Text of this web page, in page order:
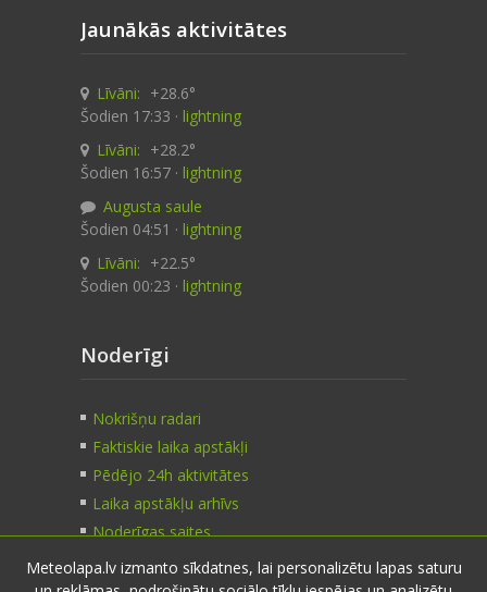
Jaunākās aktivitātes
Līvāni: +28.6°
Šodien 17:33 · lightning
Līvāni: +28.2°
Šodien 16:57 · lightning
Augusta saule
Šodien 04:51 · lightning
Līvāni: +22.5°
Šodien 00:23 · lightning
Noderīgi
Nokrišņu radari
Faktiskie laika apstākļi
Pēdējo 24h aktivitātes
Laika apstākļu arhīvs
Noderīgas saites
Meteolapa.lv izmanto sīkdatnes, lai personalizētu lapas saturu